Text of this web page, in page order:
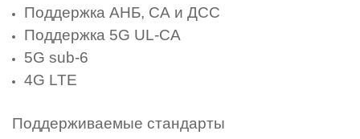
Поддержка АНБ, СА и ДСС
Поддержка 5G UL-CA
5G sub-6
4G LTE
Поддерживаемые стандарты